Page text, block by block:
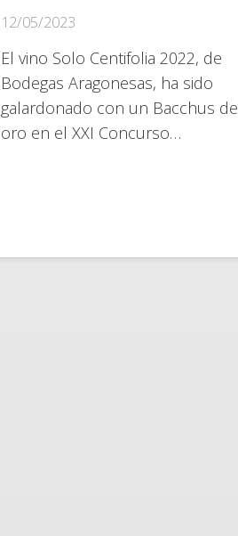
12/05/2023
El vino Solo Centifolia 2022, de
Bodegas Aragonesas, ha sido
galardonado con un Bacchus de
oro en el XXI Concurso…